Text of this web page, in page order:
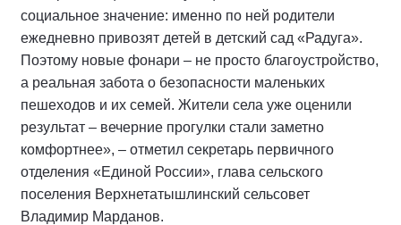
социальное значение: именно по ней родители
ежедневно привозят детей в детский сад «Радуга».
Поэтому новые фонари – не просто благоустройство,
а реальная забота о безопасности маленьких
пешеходов и их семей. Жители села уже оценили
результат – вечерние прогулки стали заметно
комфортнее», – отметил секретарь первичного
отделения «Единой России», глава сельского
поселения Верхнетатышлинский сельсовет
Владимир Марданов.